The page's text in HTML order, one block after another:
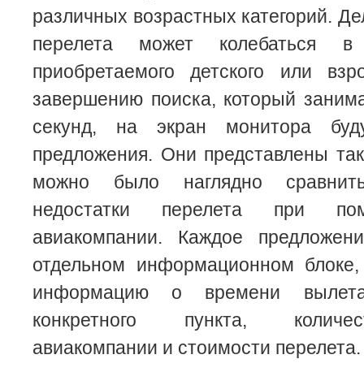
различных возрастных категорий.
перелета может колебаться
приобретаемого детского или
завершению поиска, который
секунд, на экран монитора
предложения. Они представлены
можно было наглядно
недостатки перелета при
авиакомпании. Каждое
отдельном информационном
информацию о времени
конкретного пункта,
авиакомпании и стоимости перелета.